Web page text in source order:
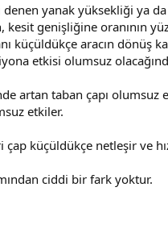
denen yanak yüksekliği ya
genişliğine oranının
küçüldükçe aracın dönüş
etkisi olumsuz
artan taban çapı olumsuz
etkiler.
küçüldükçe netleşir ve
ciddi bir fark yoktur.